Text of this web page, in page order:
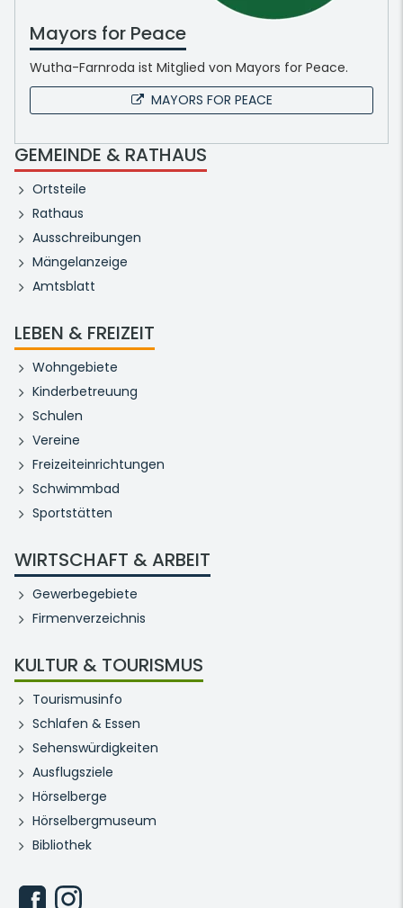
Mayors for Peace
Wutha-Farnroda ist Mitglied von Mayors for Peace.
MAYORS FOR PEACE
GEMEINDE & RATHAUS
Ortsteile
Rathaus
Ausschreibungen
Mängelanzeige
Amtsblatt
LEBEN & FREIZEIT
Wohngebiete
Kinderbetreuung
Schulen
Vereine
Freizeiteinrichtungen
Schwimmbad
Sportstätten
WIRTSCHAFT & ARBEIT
Gewerbegebiete
Firmenverzeichnis
KULTUR & TOURISMUS
Tourismusinfo
Schlafen & Essen
Sehenswürdigkeiten
Ausflugsziele
Hörselberge
Hörselbergmuseum
Bibliothek